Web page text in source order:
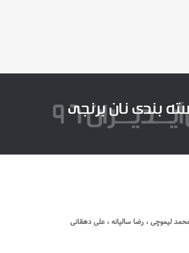
بندی نان برنجی
لیموچی ، رضا سالیانه ، علی دهقانی